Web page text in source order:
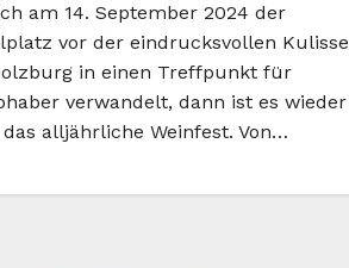
am 14. September 2024 der
vor der eindrucksvollen Kulisse
in einen Treffpunkt für
verwandelt, dann ist es wieder
alljährliche Weinfest. Von…